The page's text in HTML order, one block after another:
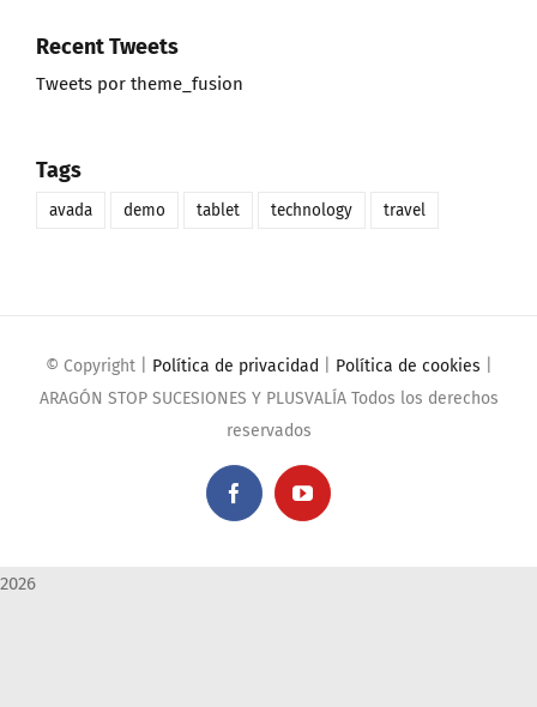
Recent Tweets
Tweets por theme_fusion
Tags
avada demo tablet technology travel
© Copyright Política de privacidad Política de cookies
ARAGÓN STOP SUCESIONES Y PLUSVALÍA Todos los derechos
reservados
FacebookYouTube
2026